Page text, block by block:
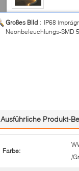
Großes Bild : IP68
Neonbeleuchtungs-SMD
Ausführliche Produkt-
Farbe:
/